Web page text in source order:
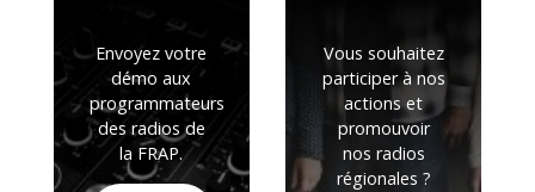
Envoyez votre
démo aux
programmateurs
des radios de
la FRAP.
Vous souhaitez
participer à nos
actions et
promouvoir
nos radios
régionales ?